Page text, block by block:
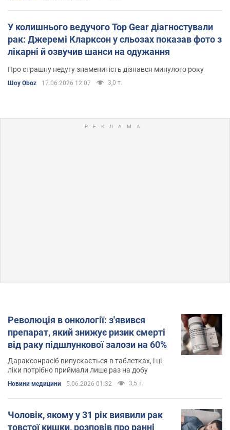
У колишнього ведучого Top Gear діагностували
рак: Джеремі Кларксон у сльозах показав фото з
лікарні й озвучив шанси на одужання
Про страшну недугу знаменитість дізнався минулого року
Шоу Oboz 17.06.2026 12:07 3,0 т.
Революція в онкології: з'явився
препарат, який знижує ризик смерті
від раку підшлункової залози на 60%
Дараксонрасіб випускається в таблетках, і ці
ліки потрібно приймали лише раз на добу
Новини медицини 5.06.2026 01:32 3,5 т.
Чоловік, якому у 31 рік виявили рак
товстої кишки, розповів про ранні